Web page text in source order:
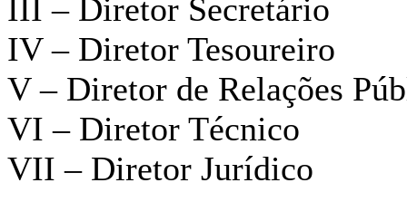
III – Diretor Secretário
IV – Diretor Tesoureiro
V – Diretor de Relações
VI – Diretor Técnico
VII – Diretor Jurídico